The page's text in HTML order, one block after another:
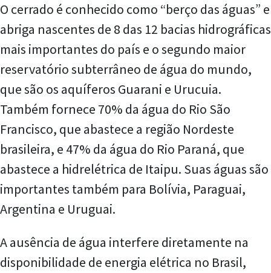
O cerrado é conhecido como “berço das águas” e
abriga nascentes de 8 das 12 bacias hidrográficas
mais importantes do país e o segundo maior
reservatório subterrâneo de água do mundo,
que são os aquíferos Guarani e Urucuia.
Também fornece 70% da água do Rio São
Francisco, que abastece a região Nordeste
brasileira, e 47% da água do Rio Paraná, que
abastece a hidrelétrica de Itaipu. Suas águas são
importantes também para Bolívia, Paraguai,
Argentina e Uruguai.
A ausência de água interfere diretamente na
disponibilidade de energia elétrica no Brasil,